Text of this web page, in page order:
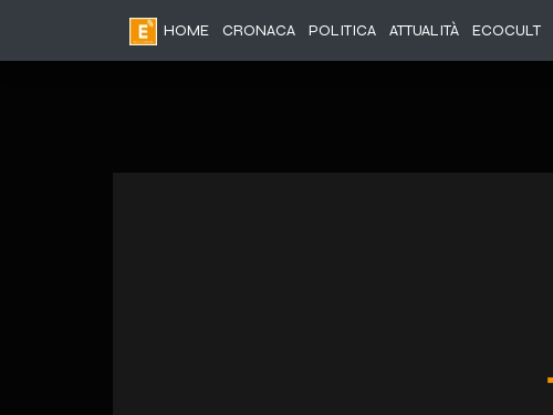
HOME CRONACA POLITICA ATTUALITÀ ECOCULT